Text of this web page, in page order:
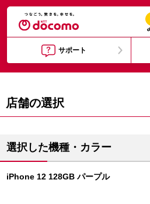
サポート
店舗の選択
選択した機種・カラー
iPhone 12 128GB パープル